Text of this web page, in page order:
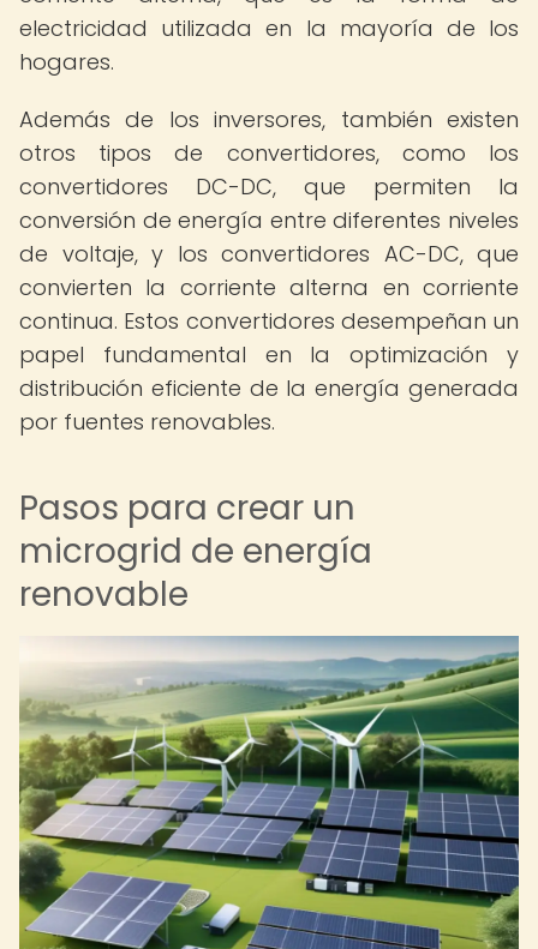
electricidad utilizada en la mayoría de los
hogares.
Además de los inversores, también existen
otros tipos de convertidores, como los
convertidores DC-DC, que permiten la
conversión de energía entre diferentes niveles
de voltaje, y los convertidores AC-DC, que
convierten la corriente alterna en corriente
continua. Estos convertidores desempeñan un
papel fundamental en la optimización y
distribución eficiente de la energía generada
por fuentes renovables.
Pasos para crear un
microgrid de energía
renovable